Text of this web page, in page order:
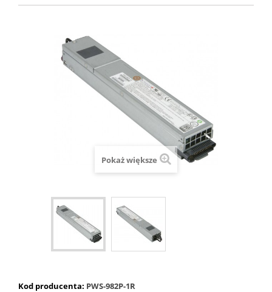
Pokaż większe
Kod producenta: PWS-982P-1R